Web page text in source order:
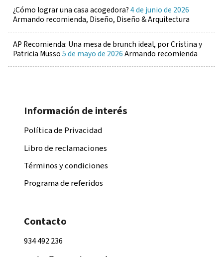
¿Cómo lograr una casa acogedora?4 de junio de 2026
Armando recomienda, Diseño, Diseño & Arquitectura
AP Recomienda: Una mesa de brunch ideal, por Cristina y
Patricia Musso5 de mayo de 2026Armando recomienda
Información de interés
Política de Privacidad
Libro de reclamaciones
Términos y condiciones
Programa de referidos
Contacto
934 492 236